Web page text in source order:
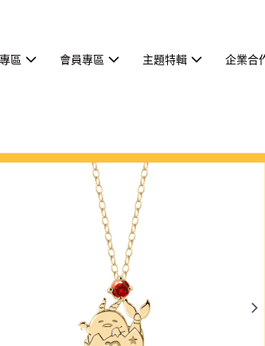
區 會員專區 主題特輯 企業合